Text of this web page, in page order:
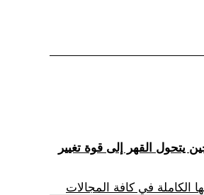
الكاملة في كافة المجالات